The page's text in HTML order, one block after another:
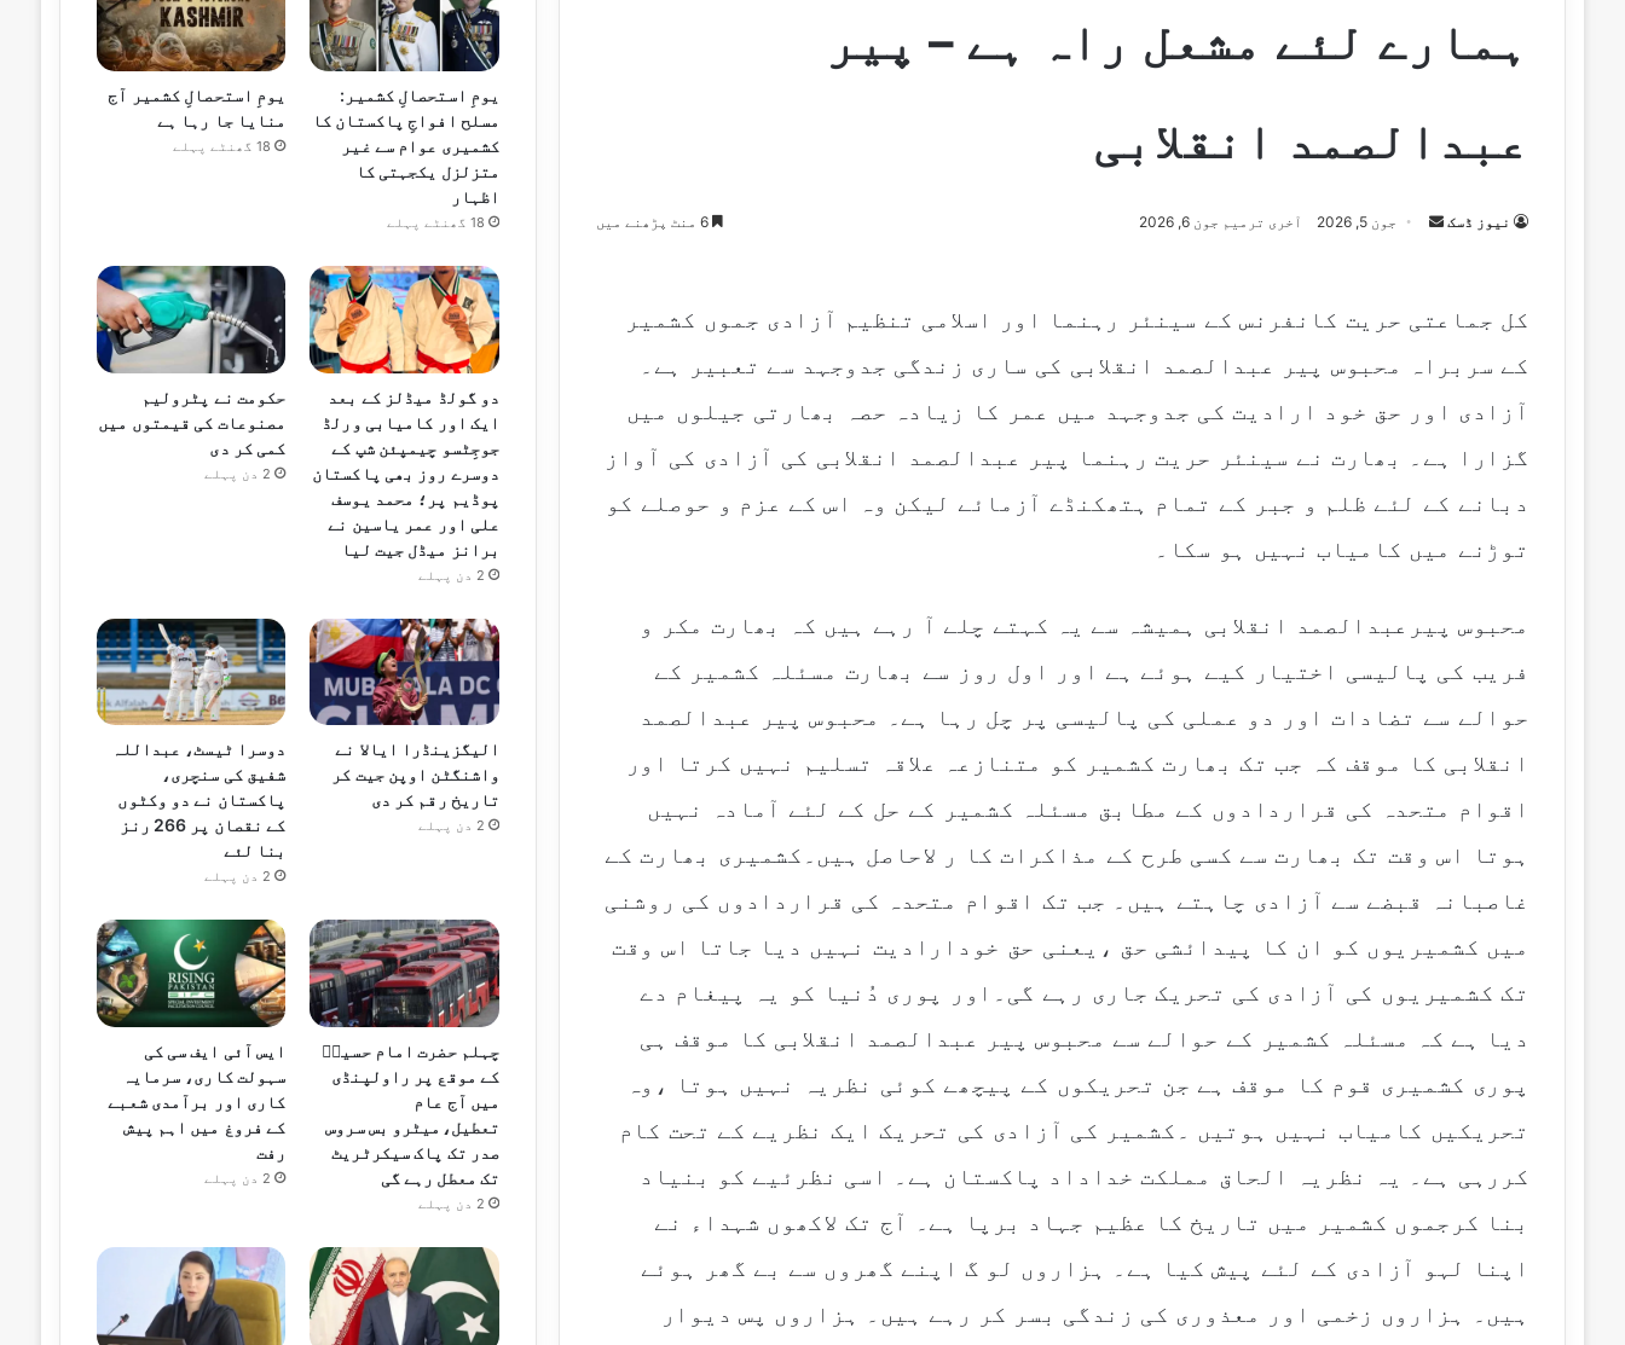
ہمارے لئے مشعل راہ ہے – پیر
عبدالصمد انقلابی
نیوز ڈسک
Send جون 5, 2026 آخری ترمیم جون 6, 2026 6 منٹ پڑھنے میں
کل جماعتی حریت کانفرنس کے سینئر رہنما اور اسلامی تنظیم آزادی جموں کشمیر
کے سربراہ محبوس پیر عبدالصمد انقلابی کی ساری زندگی جدوجہد سے تعبیر ہے۔
آزادی اور حق خود ارادیت کی جدوجہد میں عمر کا زیادہ حصہ بھارتی جیلوں میں
گزارا ہے۔ بھارت نے سینئر حریت رہنما پیر عبدالصمد انقلابی کی آزادی کی آواز
دبانے کے لئے ظلم و جبر کے تمام ہتھکنڈے آزمائے لیکن وہ اس کے عزم و حوصلے کو
توڑنے میں کامیاب نہیں ہو سکا۔
محبوس پیرعبدالصمد انقلابی ہمیشہ سے یہ کہتے چلے آ رہے ہیں کہ بھارت مکر و
فریب کی پالیسی اختیار کیے ہوئے ہے اور اول روز سے بھارت مسئلہ کشمیر کے
حوالے سے تضادات اور دو عملی کی پالیسی پر چل رہا ہے۔ محبوس پیر عبدالصمد
انقلابی کا موقف کہ جب تک بھارت کشمیر کو متنازعہ علاقہ تسلیم نہیں کرتا اور
اقوام متحدہ کی قراردادوں کے مطابق مسئلہ کشمیر کے حل کے لئے آمادہ نہیں
ہوتا اس وقت تک بھارت سے کسی طرح کے مذاکرات کا ر لاحاصل ہیں۔کشمیری بھارت کے
غاصبانہ قبضے سے آزادی چاہتے ہیں۔ جب تک اقوام متحدہ کی قراردادوں کی روشنی
میں کشمیریوں کو ان کا پیدائشی حق ،یعنی حق خودارادیت نہیں دیا جاتا اس وقت
تک کشمیریوں کی آزادی کی تحریک جاری رہے گی۔اور پوری دُنیا کو یہ پیغام دے
دیا ہے کہ مسئلہ کشمیر کے حوالے سے محبوس پیر عبدالصمد انقلابی کا موقف ہی
پوری کشمیری قوم کا موقف ہے جن تحریکوں کے پیچھے کوئی نظریہ نہیں ہوتا ،وہ
تحریکیں کامیاب نہیں ہوتیں ۔کشمیر کی آزادی کی تحریک ایک نظریے کے تحت کام
کررہی ہے۔ یہ نظریہ الحاق مملکت خداداد پاکستان ہے۔ اسی نظرئیے کو بنیاد
بنا کرجموں کشمیر میں تاریخ کا عظیم جہاد برپا ہے۔ آج تک لاکھوں شہداء نے
اپنا لہو آزادی کے لئے پیش کیا ہے۔ ہزاروں لو گ اپنے گھروں سے بے گھر ہوئے
ہیں۔ ہزاروں زخمی اور معذوری کی زندگی بسر کر رہے ہیں۔ ہزاروں پس دیوار
یومِ استحصالِ کشمیر:
مسلح افواجِ پاکستان کا
کشمیری عوام سے غیر
متزلزل یکجہتی کا
اظہار
18 گھنٹے پہلے
یومِ استحصالِ کشمیر آج
منایا جا رہا ہے
18 گھنٹے پہلے
دو گولڈ میڈلز کے بعد
ایک اور کامیابی ورلڈ
جوجِٹسو چیمپئن شپ کے
دوسرے روز بھی پاکستان
پوڈیم پر؛ محمد یوسف
علی اور عمر یاسین نے
برانز میڈل جیت لیا
2 دن پہلے
حکومت نے پٹرولیم
مصنوعات کی قیمتوں میں
کمی کر دی
2 دن پہلے
الیگزینڈرا ایالا نے
واشنگٹن اوپن جیت کر
تاریخ رقم کر دی
2 دن پہلے
دوسرا ٹیسٹ، عبداللہ
شفیق کی سنچری،
پاکستان نے دو وکٹوں
کے نقصان پر 266 رنز
بنا لئے
2 دن پہلے
چہلم حضرت امام حسینؓ
کے موقع پر راولپنڈی
میں آج عام
تعطیل،میٹرو بس سروس
صدر تک پاک سیکرٹریٹ
تک معطل رہے گی
2 دن پہلے
ایس آئی ایف سی کی
سہولت کاری، سرمایہ
کاری اور برآمدی شعبے
کے فروغ میں اہم پیش
رفت
2 دن پہلے